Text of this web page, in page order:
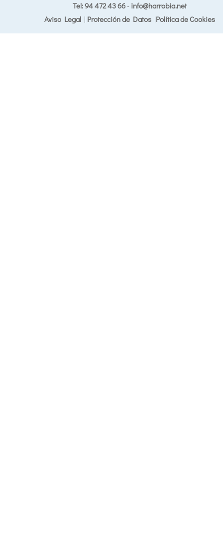
Tel: 94 472 43 66- info@harrobia.net
Aviso Legal| Protección de Datos|Política de Cookies